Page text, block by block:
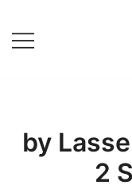
zum
Inhalt
by
2